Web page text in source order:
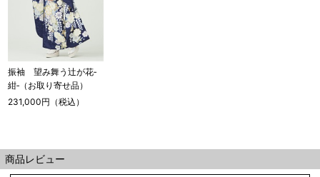
振袖 望み舞う辻が花‐
紺‐（お取り寄せ品）
231,000円（税込）
商品レビュー